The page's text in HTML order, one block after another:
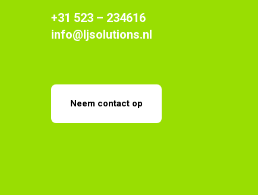
+31 523 – 234616
info@ljsolutions.nl
Neem contact op